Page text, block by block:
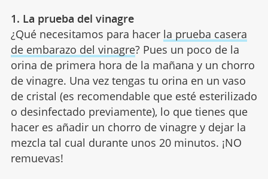
1. La prueba del vinagre
¿Qué necesitamos para hacer la prueba casera
de embarazo del vinagre? Pues un poco de la
orina de primera hora de la mañana y un chorro
de vinagre. Una vez tengas tu orina en un vaso
de cristal (es recomendable que esté esterilizado
o desinfectado previamente), lo que tienes que
hacer es añadir un chorro de vinagre y dejar la
mezcla tal cual durante unos 20 minutos. ¡NO
remuevas!